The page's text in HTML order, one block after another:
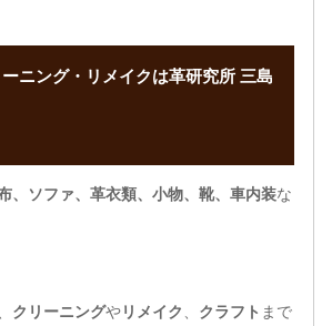
ニング・リメイクは革研究所 三島
、ソファ、革衣類、小物、靴、車内装な
クリーニングやリメイク クラフト まで